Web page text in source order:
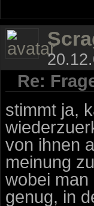
Re:
stimmt ja,
von ihnen
meinung
wobei
genug, in